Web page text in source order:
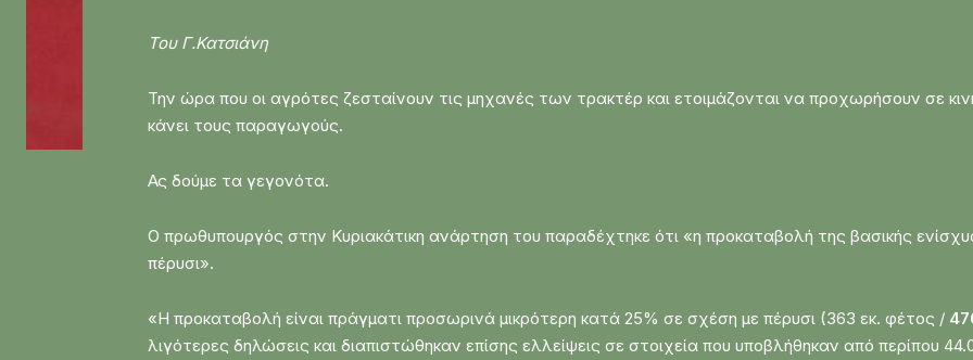
Του Γ.Κατσιάνη
Την ώρα που οι αγρότες ζεσταίνουν τις μηχανές των τρακτέρ και ετοιμάζονται να προχωρήσουν σε
κάνει τους παραγωγούς.
Ας δούμε τα γεγονότα.
Ο πρωθυπουργός στην Κυριακάτικη ανάρτηση του παραδέχτηκε ότι «η προκαταβολή της βασικής
πέρυσι».
«Η προκαταβολή είναι πράγματι προσωρινά μικρότερη κατά 25% σε σχέση με πέρυσι (363 εκ. φέτος /
λιγότερες δηλώσεις και διαπιστώθηκαν επίσης ελλείψεις σε στοιχεία που υποβλήθηκαν από περίπου